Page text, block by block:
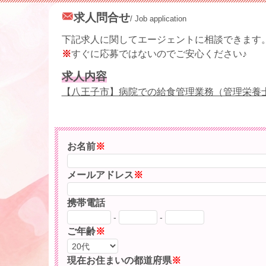
求人問合せ/ Job application
下記求人に関してエージェントに相談できます。
※すぐに応募ではないのでご安心ください♪
求人内容
【八王子市】病院での給食管理業務（管理栄養
お名前※
メールアドレス※
携帯電話
- -
ご年齢※
現在お住まいの都道府県※